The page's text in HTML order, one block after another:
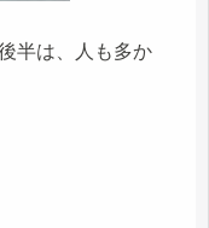
半は、人も多か